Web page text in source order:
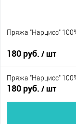
Пряжа "Нарцисс"
180 руб. / шт
Пряжа "Нарцисс"
180 руб. / шт